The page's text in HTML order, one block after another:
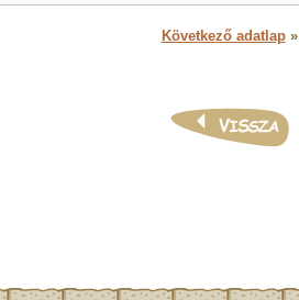
Következő adatlap»